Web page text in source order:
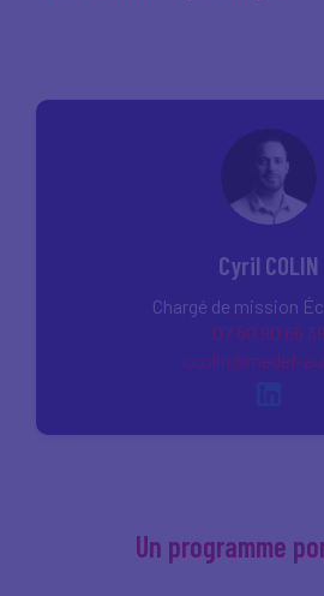
Cyril COLIN
Chargé de mission
07 80 90 66 39
ccolin@medef-
Un programme